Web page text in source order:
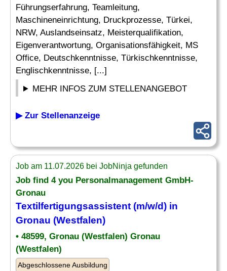
Führungserfahrung, Teamleitung,
Maschineneinrichtung, Druckprozesse, Türkei,
NRW, Auslandseinsatz, Meisterqualifikation,
Eigenverantwortung, Organisationsfähigkeit, MS
Office, Deutschkenntnisse, Türkischkenntnisse,
Englischkenntnisse, [...]
MEHR INFOS ZUM STELLENANGEBOT
▶ Zur Stellenanzeige
Job am 11.07.2026 bei JobNinja gefunden
Job find 4 you Personalmanagement GmbH-
Gronau
Textilfertigungsassistent (m/w/d) in
Gronau (Westfalen)
• 48599, Gronau (Westfalen) Gronau
(Westfalen)
Abgeschlossene Ausbildung